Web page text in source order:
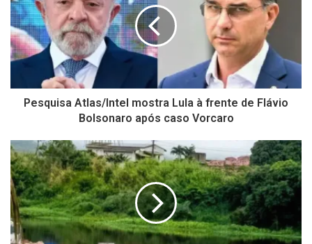
Pesquisa Atlas/Intel mostra Lula à frente de Flávio
Bolsonaro após caso Vorcaro